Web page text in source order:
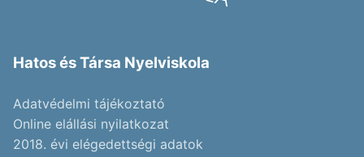
Hatos és Társa Nyelviskola
Adatvédelmi tájékoztató
Online elállási nyilatkozat
2018. évi elégedettségi adatok